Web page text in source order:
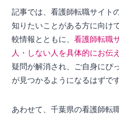
記事では、看護師転職サイト
知りたいことがある方に向け
較情報とともに、 看護師転職
人・しない人を具体的にお伝
疑問が解消され、ご自身にぴ
が見つかるようになるはずです
あわせて、千葉県の看護師転